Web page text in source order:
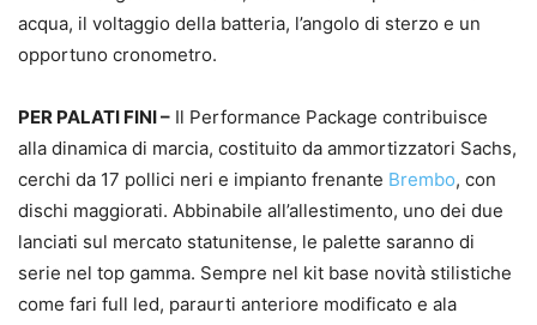
acqua, il voltaggio della batteria, l’angolo di sterzo e un
opportuno cronometro.
PER PALATI FINI – Il Performance Package contribuisce
alla dinamica di marcia, costituito da ammortizzatori Sachs,
cerchi da 17 pollici neri e impianto frenante Brembo, con
dischi maggiorati. Abbinabile all’allestimento, uno dei due
lanciati sul mercato statunitense, le palette saranno di
serie nel top gamma. Sempre nel kit base novità stilistiche
come fari full led, paraurti anteriore modificato e ala